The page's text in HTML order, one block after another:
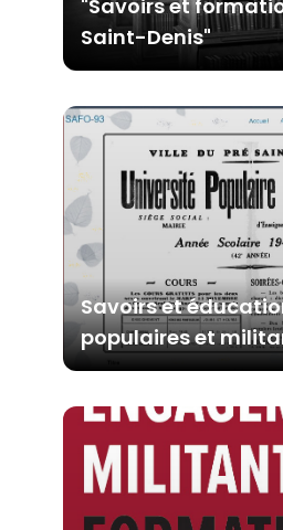
Partenariats
Master en Sciences de
formation (ETLV)
Doctorat en Sciences de
formation
"Savoirs et
Saint-Denis"
Savoirs et
populaires et